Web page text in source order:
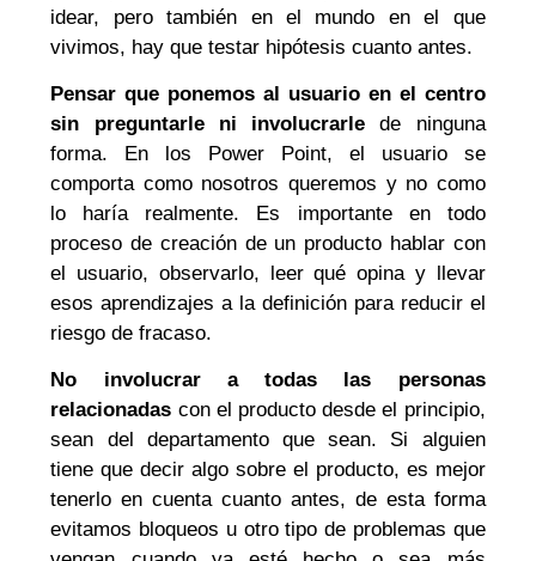
idear, pero también en el mundo en el que
vivimos, hay que testar hipótesis cuanto antes.
Pensar que ponemos al usuario en el centro
sin preguntarle ni involucrarle de ninguna
forma. En los Power Point, el usuario se
comporta como nosotros queremos y no como
lo haría realmente. Es importante en todo
proceso de creación de un producto hablar con
el usuario, observarlo, leer qué opina y llevar
esos aprendizajes a la definición para reducir el
riesgo de fracaso.
No involucrar a todas las personas
relacionadas con el producto desde el principio,
sean del departamento que sean. Si alguien
tiene que decir algo sobre el producto, es mejor
tenerlo en cuenta cuanto antes, de esta forma
evitamos bloqueos u otro tipo de problemas que